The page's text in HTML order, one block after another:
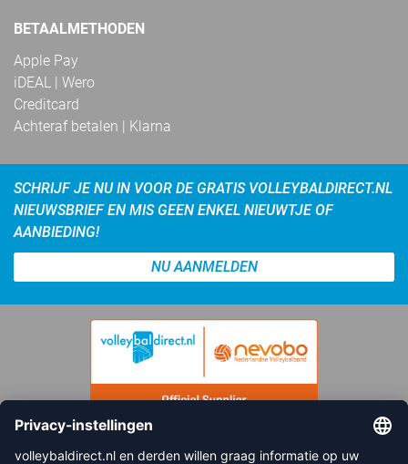
BETAALMETHODEN
Apple Pay
iDEAL | Wero
Creditcard
Achteraf betalen | Klarna
SCHRIJF JE NU IN VOOR DE GRATIS VOLLEYBALDIRECT.NL
NIEUWSBRIEF EN MIS GEEN ENKEL NIEUWTJE OF
AANBIEDING!
NU AANMELDEN